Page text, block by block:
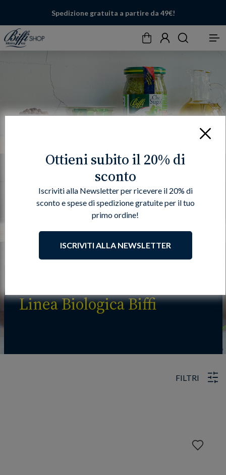
Spedizione gratuita a partire da 49€!
CarrelloAccountCerca Menu
Linea Biologica Biffi
FILTRI
Aggiungi
Chiudi
Ottieni subito il 20% di
sconto
Iscriviti alla Newsletter per ricevere il 20% di
sconto e spese di spedizione gratuite per il tuo
primo ordine!
ISCRIVITI ALLA NEWSLETTER